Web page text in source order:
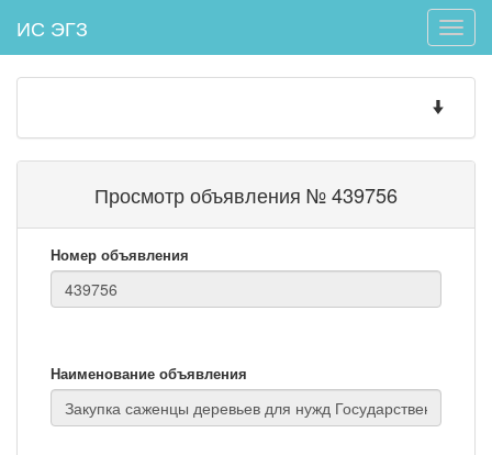
Toggle
ИС ЭГЗ
Toggle
Просмотр объявления № 439756
Номер объявления
Наименование объявления